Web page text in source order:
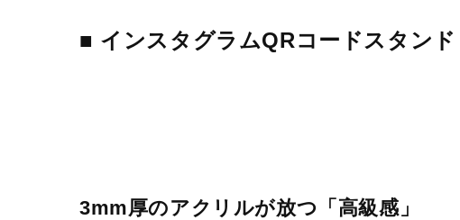
■ インスタグラムQRコードスタンド
3mm厚のアクリルが放つ「高級感」